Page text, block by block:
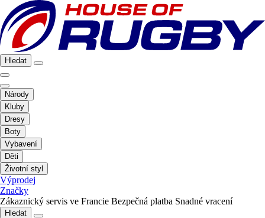
Hledat
Národy
Kluby
Dresy
Boty
Vybavení
Děti
Životní styl
Výprodej
Značky
Zákaznický servis ve Francie Bezpečná platba Snadné vracení
Hledat